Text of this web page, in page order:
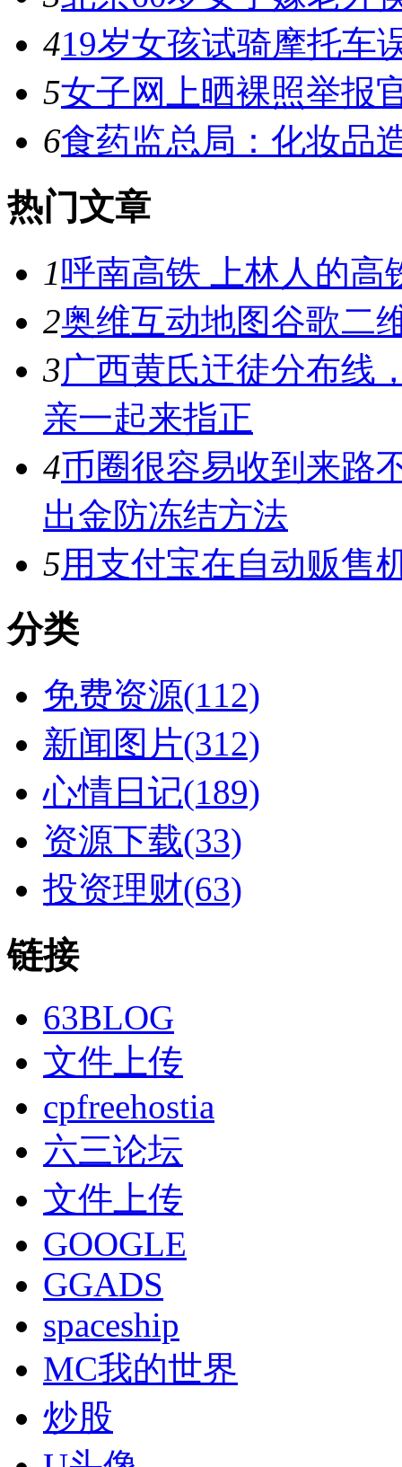
419岁女孩试骑摩托车
5女子网上晒裸照举报
6食药监总局：化妆品
热门文章
1呼南高铁 上林人的高
2奥维互动地图谷歌二
3广西黄氏迀徒分布线
亲一起来指正
4币圈很容易收到来路
出金防冻结方法
5用支付宝在自动贩售
分类
免费资源(112)
新闻图片(312)
心情日记(189)
资源下载(33)
投资理财(63)
链接
63BLOG
文件上传
cpfreehostia
六三论坛
文件上传
GOOGLE
GGADS
spaceship
MC我的世界
炒股